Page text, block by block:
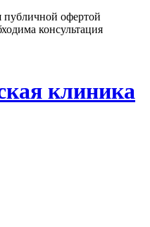
публичной офертой
консультация
клиника